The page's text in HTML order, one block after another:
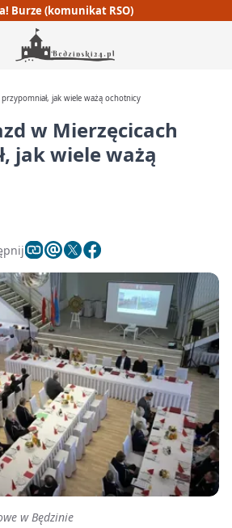
Burze (komunikat RSO)
jak wiele ważą ochotnicy
w Mierzęcicach
jak wiele ważą
w Będzinie